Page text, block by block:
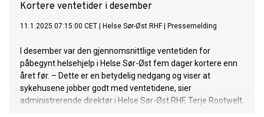
Kortere ventetider i desember
11.1.2025 07:15:00 CET Helse Sør-Øst RHF| Pressemelding
I desember var den gjennomsnittlige ventetiden for
påbegynt helsehjelp i Helse Sør-Øst fem dager kortere enn
året før. – Dette er en betydelig nedgang og viser at
sykehusene jobber godt med ventetidene, sier
administrerende direktør i Helse Sør-Øst RHF, Terje Rootwelt.